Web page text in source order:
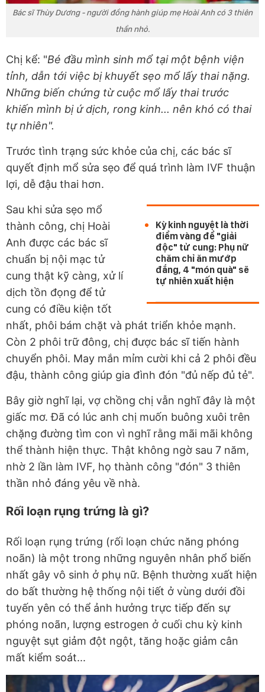
Bác sĩ Thùy Dương - người đồng hành giúp mẹ Hoài Anh có 3 thiên
thần nhỏ.
Chị kể: "Bé đầu mình sinh mổ tại một bệnh viện
tỉnh, dẫn tới việc bị khuyết sẹo mổ lấy thai nặng.
Những biến chứng từ cuộc mổ lấy thai trước
khiến mình bị ứ dịch, rong kinh... nên khó có thai
tự nhiên".
Trước tình trạng sức khỏe của chị, các bác sĩ
quyết định mổ sửa sẹo để quá trình làm IVF thuận
lợi, dễ đậu thai hơn.
Kỳ kinh nguyệt là thời
điểm vàng để "giải
độc" tử cung: Phụ nữ
chăm chỉ ăn mướp
đắng, 4 "món quà" sẽ
tự nhiên xuất hiện
Sau khi sửa sẹo mổ
thành công, chị Hoài
Anh được các bác sĩ
chuẩn bị nội mạc tử
cung thật kỹ càng, xử lí
dịch tồn đọng để tử
cung có điều kiện tốt
nhất, phôi bám chặt và phát triển khỏe mạnh.
Còn 2 phôi trữ đông, chị được bác sĩ tiến hành
chuyển phôi. May mắn mỉm cười khi cả 2 phôi đều
đậu, thành công giúp gia đình đón "đủ nếp đủ tẻ".
Bây giờ nghĩ lại, vợ chồng chị vẫn nghĩ đây là một
giấc mơ. Đã có lúc anh chị muốn buông xuôi trên
chặng đường tìm con vì nghĩ rằng mãi mãi không
thể thành hiện thực. Thật không ngờ sau 7 năm,
nhờ 2 lần làm IVF, họ thành công "đón" 3 thiên
thần nhỏ đáng yêu về nhà.
Rối loạn rụng trứng là gì?
Rối loạn rụng trứng (rối loạn chức năng phóng
noãn) là một trong những nguyên nhân phổ biến
nhất gây vô sinh ở phụ nữ. Bệnh thường xuất hiện
do bất thường hệ thống nội tiết ở vùng dưới đồi
tuyến yên có thể ảnh hưởng trực tiếp đến sự
phóng noãn, lượng estrogen ở cuối chu kỳ kinh
nguyệt sụt giảm đột ngột, tăng hoặc giảm cân
mất kiểm soát...